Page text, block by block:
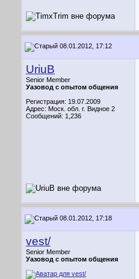
08.01.2012, 17:12
UriuB
Senior Member
Уазовод с опытом общения
Регистрация: 19.07.2009
Адрес: Моск. обл. г. Видное 2
Сообщений: 1,236
08.01.2012, 17:18
vest/
Senior Member
Уазовод с опытом общения